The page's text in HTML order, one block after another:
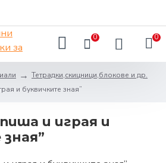
0 0
Тетрадки,скицници,блокове и др.
и буквичките зная”
и играя и